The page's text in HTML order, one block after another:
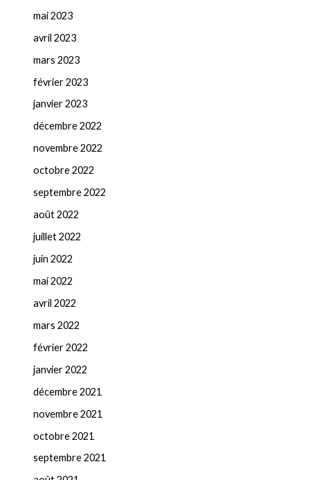
mai 2023
avril 2023
mars 2023
février 2023
janvier 2023
décembre 2022
novembre 2022
octobre 2022
septembre 2022
août 2022
juillet 2022
juin 2022
mai 2022
avril 2022
mars 2022
février 2022
janvier 2022
décembre 2021
novembre 2021
octobre 2021
septembre 2021